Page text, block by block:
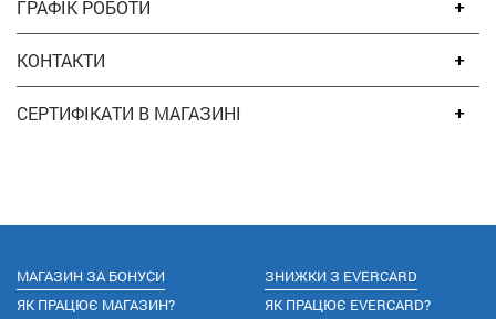
ГРАФІК РОБОТИ
КОНТАКТИ
СЕРТИФІКАТИ В МАГАЗИНІ
МАГАЗИН ЗА БОНУСИ
ЯК ПРАЦЮЄ МАГАЗИН?
ЗНИЖКИ З EVERCARD
ЯК ПРАЦЮЄ EVERCARD?